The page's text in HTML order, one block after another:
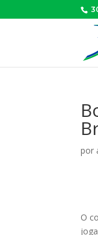
por
O